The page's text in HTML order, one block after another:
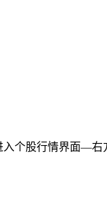
个股行情界面—